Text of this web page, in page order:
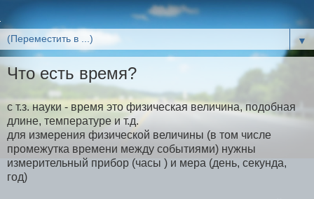
▼
Что есть время?
с т.з. науки - время это физическая величина, подобная
длине, температуре и т.д.
для измерения физической величины (в том числе
промежутка времени между событиями) нужны
измерительный прибор (часы ) и мера (день, секунда,
год)